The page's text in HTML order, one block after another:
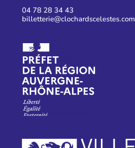
04 78 28 34 43
billetterie@clochardscelestes.com